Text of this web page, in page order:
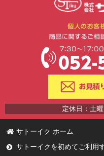
定休日：土
サトーイク ホーム
サトーイクを初めてご利用